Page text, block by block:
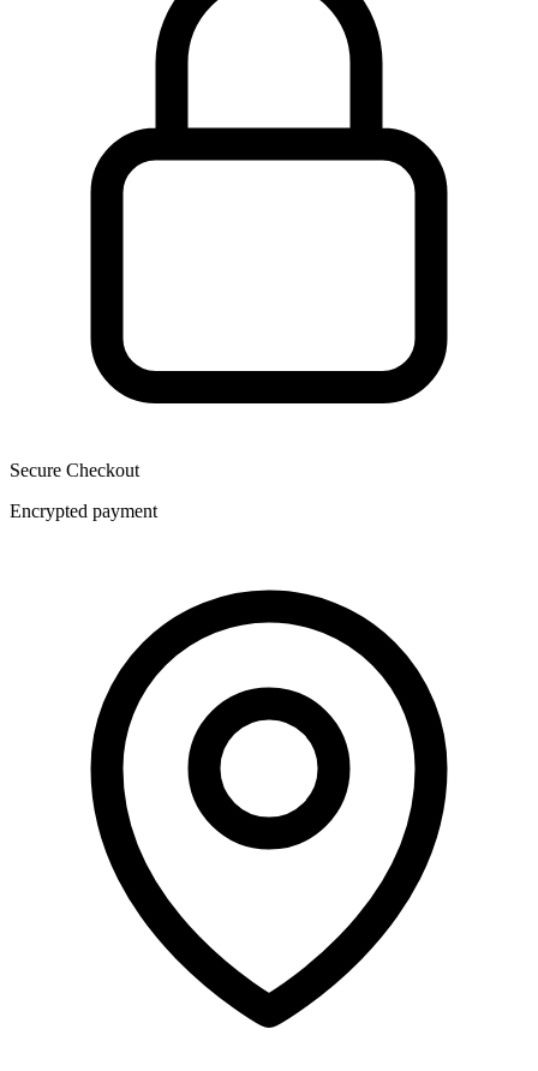
Secure Checkout
Encrypted payment